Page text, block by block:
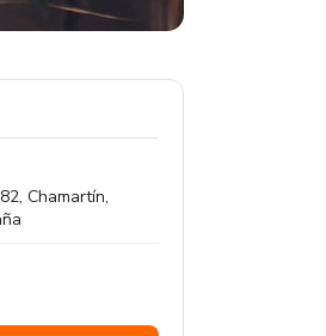
Chamartín,